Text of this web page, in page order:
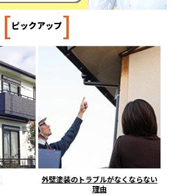
[ピックアップ]
外壁塗装のトラブルがなくならない
理由